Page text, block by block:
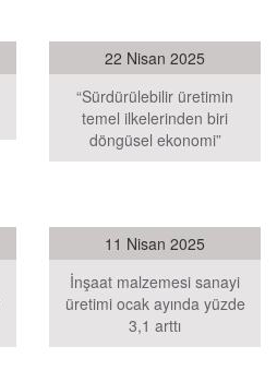
22 Nisan 2025
“Sürdürülebilir üretimin
temel ilkelerinden biri
döngüsel ekonomi”
11 Nisan 2025
İnşaat malzemesi sanayi
üretimi ocak ayında yüzde
3,1 arttı